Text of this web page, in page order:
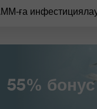
ға
55% бонус